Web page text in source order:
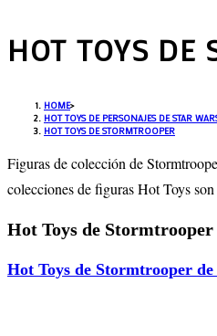
HOT TOYS DE
HOME>
HOT TOYS DE PERSONAJES DE STAR
HOT TOYS DE STORMTROOPER
Figuras de colección de
colecciones de figuras Hot Toys
Hot Toys de
Hot Toys de Stormtrooper